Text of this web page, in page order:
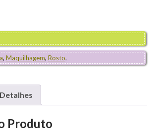
, Maquilhagem, Rosto.
Detalhes
Produto